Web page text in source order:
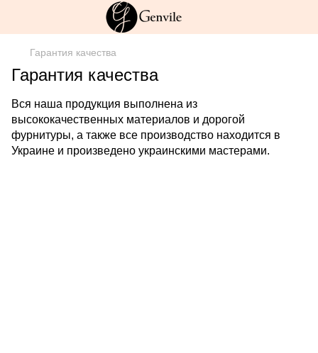
Гарантия качества
Гарантия качества
Вся наша продукция выполнена из
высококачественных материалов и дорогой
фурнитуры, а также все производство находится в
Украине и произведено украинскими мастерами.